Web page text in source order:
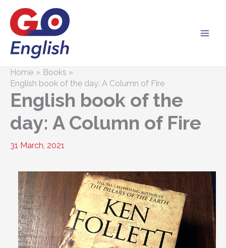
content
Home
Books
English book of the day: A Column of Fire
English book of the
day: A Column of Fire
31 March, 2021